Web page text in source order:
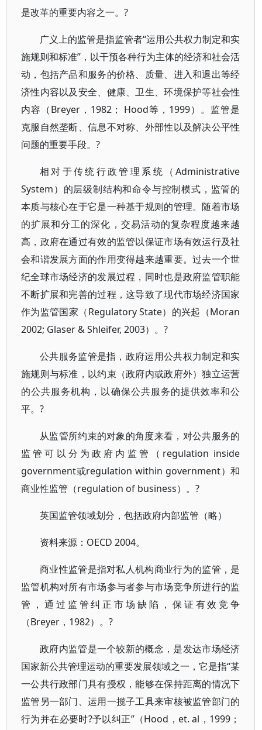
是改革的重要内容之一。?
广义上的监管是指监管者“运用公共权力制定和实
施规则和标准”，以干预各种行为主体的经济和社会活
动，包括产品和服务的价格、质量、进入和退出等经
济性内容以及安全、健康、卫生、环境保护等社会性
内容（Breyer，1982； Hood等，1999）。监管是
克服自然垄断、信息不对称、外部性以及解决公平性
问题的重要手段。?
相对于传统行政管理系统（Administrative
System）的层级制结构和命令与控制模式，监管的
本质与核心在于它是一种基于规则的管理。随着市场
的扩展和分工的深化，交易活动的复杂程度越来越
高，政府在通过有效的监管以保证市场有效运行及社
会和谐发展方面的作用变得越来越重要。过去一个世
纪全球市场经济的发展过程，同时也是政府监管职能
不断扩展和完善的过程，这导致了现代市场经济国家
作为监管国家（Regulatory State）的兴起（Moran
2002; Glaser & Shleifer, 2003）。?
公共服务监管是指，政府运用公共权力制定和实
施规则与标准，以约束（政府内或政府外）独立运营
的公共服务机构，以确保公共服务的提供效率和公
平。?
从监管所约束的对象的角度来看，对公共服务的
监管可以分为政府内监管（regulation inside
government或regulation within government）和
商业性监管（regulation of business）。?
英国监管领域划分，包括政府内部监管（略）
资料来源：OECD 2004。
商业性监管是指对私人机构商业行为的监管，是
监管机构对所有市场参与者参与市场竞争所进行的监
管，通过监管纠正市场缺陷，保证有效竞争
（Breyer，1982）。?
政府内监管是一个较新的概念，是发达市场经济
国家新公共管理运动的重要发展领域之一，它是指“某
一公共行政部门具有授权，能够在保持距离的情况下
监管另一部门、运用一揽子工具来审核被监管部门的
行为并在必要时?予以纠正”（Hood，et. al，1999；